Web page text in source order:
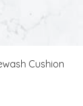
Cushion